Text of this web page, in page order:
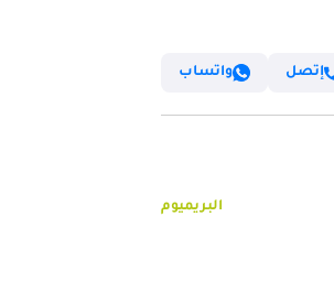
إتصل واتساب
البريميوم